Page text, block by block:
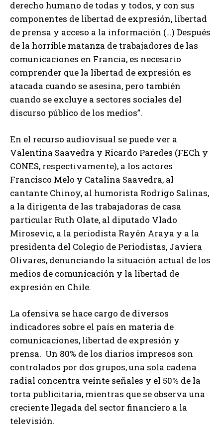
derecho humano de todas y todos, y con sus
componentes de libertad de expresión, libertad
de prensa y acceso a la información (…) Después
de la horrible matanza de trabajadores de las
comunicaciones en Francia, es necesario
comprender que la libertad de expresión es
atacada cuando se asesina, pero también
cuando se excluye a sectores sociales del
discurso público de los medios”.
En el recurso audiovisual se puede ver a
Valentina Saavedra y Ricardo Paredes (FECh y
CONES, respectivamente), a los actores
Francisco Melo y Catalina Saavedra, al
cantante Chinoy, al humorista Rodrigo Salinas,
a la dirigenta de las trabajadoras de casa
particular Ruth Olate, al diputado Vlado
Mirosevic, a la periodista Rayén Araya y a la
presidenta del Colegio de Periodistas, Javiera
Olivares, denunciando la situación actual de los
medios de comunicación y la libertad de
expresión en Chile.
La ofensiva se hace cargo de diversos
indicadores sobre el país en materia de
comunicaciones, libertad de expresión y
prensa. Un 80% de los diarios impresos son
controlados por dos grupos, una sola cadena
radial concentra veinte señales y el 50% de la
torta publicitaria, mientras que se observa una
creciente llegada del sector financiero a la
televisión.